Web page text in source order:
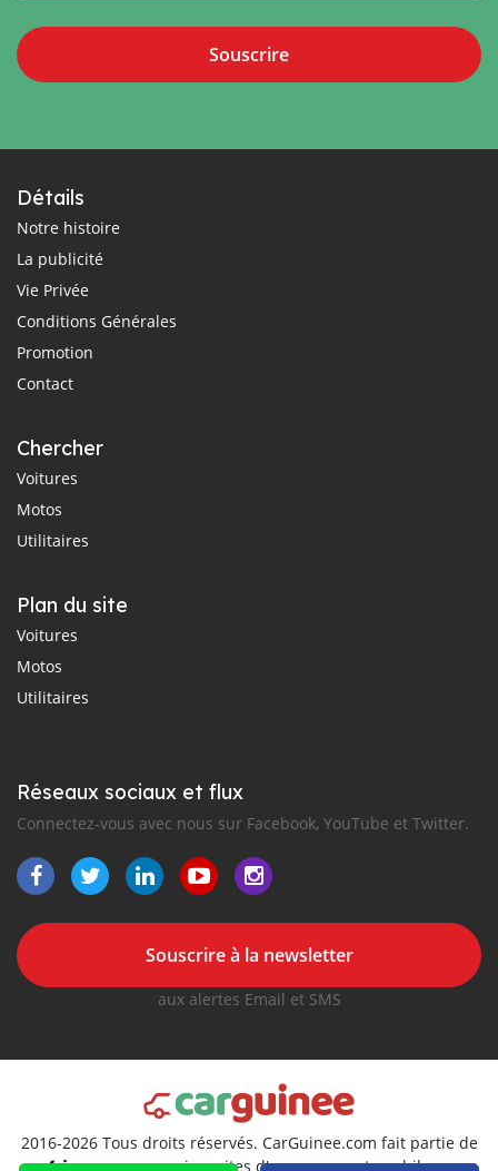
Souscrire
Détails
Notre histoire
La publicité
Vie Privée
Conditions Générales
Promotion
Contact
Chercher
Voitures
Motos
Utilitaires
Plan du site
Voitures
Motos
Utilitaires
Réseaux sociaux et flux
Connectez-vous avec nous sur Facebook, YouTube et Twitter.
Souscrire à la newsletter
aux alertes Email et SMS
2016-2026 Tous droits réservés. CarGuinee.com fait partie de
, premiers sites d'annonces automobiles en